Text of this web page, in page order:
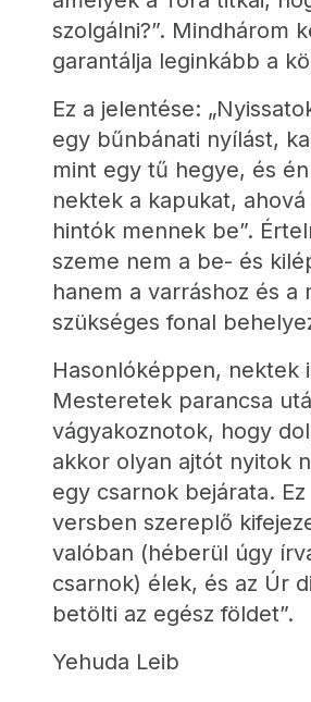
szolgálni?”. Mindhárom
garantálja leginkább a
Ez a jelentése:
egy bűnbánati nyílást,
mint egy tű hegye, és
nektek a kapukat,
hintók mennek be”.
szeme nem a be- és
hanem a varráshoz és a
szükséges fonal
Hasonlóképpen, nektek
Mesteretek parancsa
vágyakoznotok, hogy
akkor olyan ajtót nyitok
egy csarnok bejárata.
versben szereplő
valóban (héberül úgy
csarnok) élek, és az Úr
betölti az egész földet”.
Yehuda Leib